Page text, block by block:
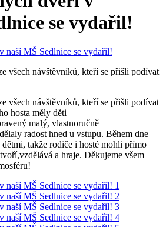
se vydařil!
všech návštěvníků, kteří se přišli podívat
všech návštěvníků, kteří se přišli podívat
hosta měly děti
malý, vlastnoručně
radost hned u vstupu. Během dne
takže rodiče i hosté mohli přímo
a hraje. Děkujeme všem